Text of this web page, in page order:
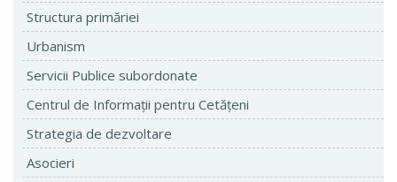
Structura primăriei
Urbanism
Servicii Publice subordonate
Centrul de Informaţii pentru Cetăţeni
Strategia de dezvoltare
Asocieri